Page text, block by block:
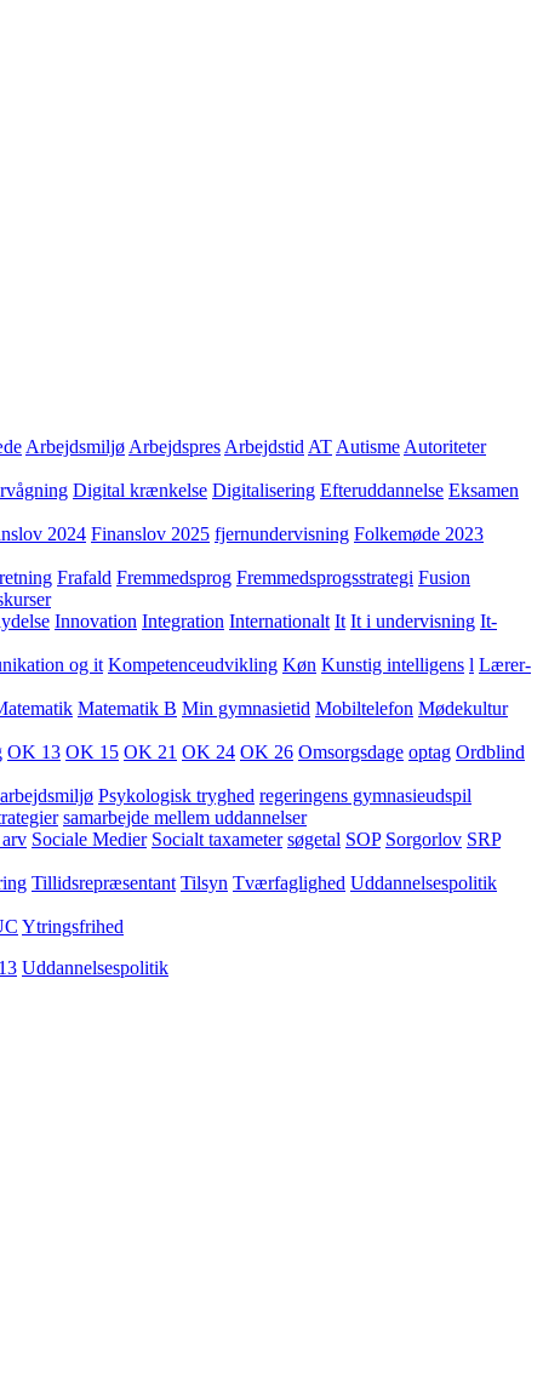
Arbejdsmiljø Arbejdspres Arbejdstid AT Autisme Autoriteter
Digital krænkelse Digitalisering Efteruddannelse Eksamen
2024 Finanslov 2025 fjernundervisning Folkemøde 2023
Frafald Fremmedsprog Fremmedsprogsstrategi Fusion
Innovation Integration Internationalt It It i undervisning It-
og it Kompetenceudvikling Køn Kunstig intelligens l Lærer-
Matematik B Min gymnasietid Mobiltelefon Mødekultur
OK 13 OK 15 OK 21 OK 24 OK 26 Omsorgsdage optag Ordblind
Psykologisk tryghed regeringens gymnasieudspil
samarbejde mellem uddannelser
Sociale Medier Socialt taxameter søgetal SOP Sorgorlov SRP
Tillidsrepræsentant Tilsyn Tværfaglighed Uddannelsespolitik
Ytringsfrihed
Uddannelsespolitik